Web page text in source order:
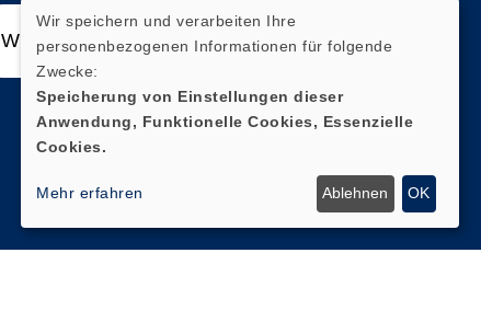
Widerrufsformular
Wir speichern und verarbeiten Ihre
personenbezogenen Informationen für folgende
Zwecke:
Speicherung von Einstellungen dieser
Anwendung, Funktionelle Cookies, Essenzielle
Cookies.
Mehr erfahren Ablehnen OK